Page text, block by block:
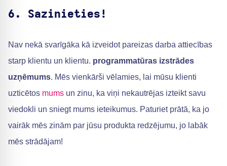
6. Sazinieties!
Nav nekā svarīgāka kā izveidot pareizas darba attiecības
starp klientu un klientu. programmatūras izstrādes
uzņēmums. Mēs vienkārši vēlamies, lai mūsu klienti
uzticētos mums un zinu, ka viņi nekautrējas izteikt savu
viedokli un sniegt mums ieteikumus. Paturiet prātā, ka jo
vairāk mēs zinām par jūsu produkta redzējumu, jo labāk
mēs strādājam!